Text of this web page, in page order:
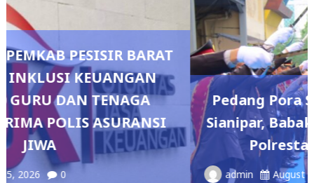
Pedang Pora Sambut Kombes Herbin
Sianipar, Babak Baru Kepemimpinan di
Polresta Bandar Lampung
admin